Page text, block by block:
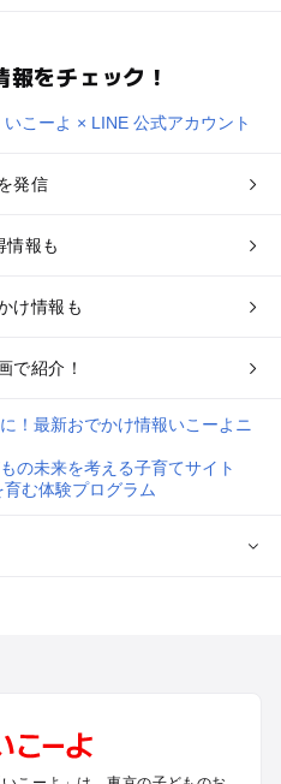
をチェック！
発信
情報も
け情報も
で紹介！
ールお出かけ
由が丘のプールお出かけ